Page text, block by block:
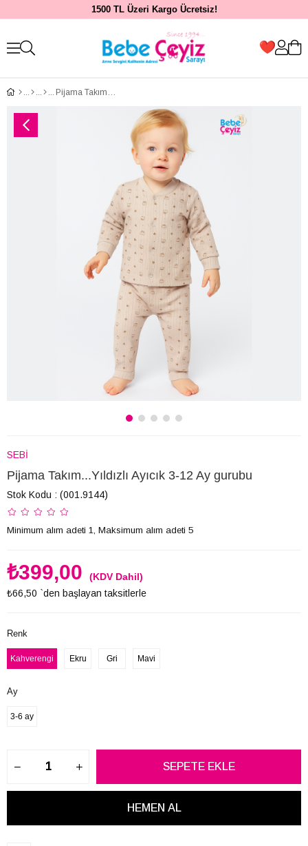
1500 TL Üzeri Kargo Ücretsiz!
Pijama Takım...Yıldızlı Ayıcık 3-12 Ay gurubu
SEBİ
Pijama Takım...Yıldızlı Ayıcık 3-12 Ay gurubu
Stok Kodu (001.9144)
Minimum alım adeti 1, Maksimum alım adeti 5
₺399,00
(KDV Dahil)
₺66,50 `den başlayan taksitlerle
Renk
Kahverengi Ekru Gri Mavi
Ay
3-6 ay